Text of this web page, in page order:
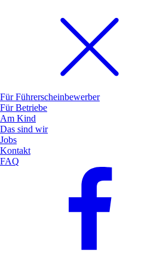
Für Führerscheinbewerber
Für Betriebe
Am Kind
Das sind wir
Jobs
Kontakt
FAQ